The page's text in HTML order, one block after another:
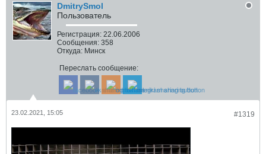
DmitrySmol
Пользователь
Регистрация: 22.06.2006
Сообщения: 358
Откуда: Минск
Переслать сообщение:
#1319
23.02.2021, 15:05